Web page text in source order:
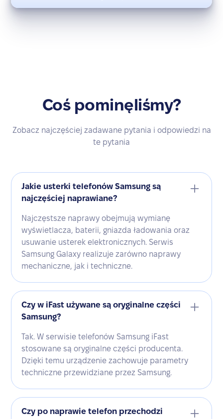
Coś pominęliśmy?
Zobacz najczęściej zadawane pytania i odpowiedzi na
te pytania
Jakie usterki telefonów Samsung są
najczęściej naprawiane?
Najczęstsze naprawy obejmują wymianę
wyświetlacza, baterii, gniazda ładowania oraz
usuwanie usterek elektronicznych. Serwis
Samsung Galaxy realizuje zarówno naprawy
mechaniczne, jak i techniczne.
Czy w iFast używane są oryginalne części
Samsung?
Tak. W serwisie telefonów Samsung iFast
stosowane są oryginalne części producenta.
Dzięki temu urządzenie zachowuje parametry
techniczne przewidziane przez Samsung.
Czy po naprawie telefon przechodzi